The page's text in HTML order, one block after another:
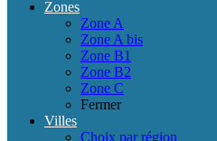
Zones
Zone A
Zone A bis
Zone B1
Zone B2
Zone C
Fermer
Villes
Choix par région